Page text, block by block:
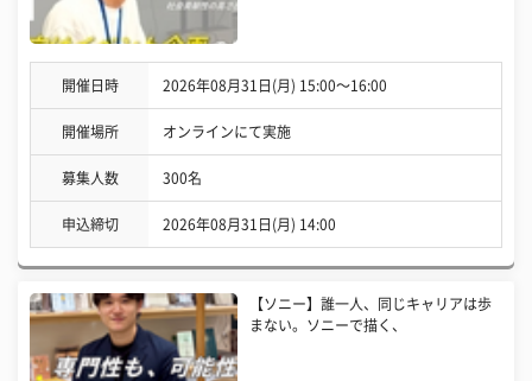
開催日時 2026年08月31日(月) 15:00〜16:00
開催場所 オンラインにて実施
募集人数 300名
申込締切 2026年08月31日(月) 14:00
【ソニー】誰一人、同じキャリアは歩
まない。ソニーで描く、